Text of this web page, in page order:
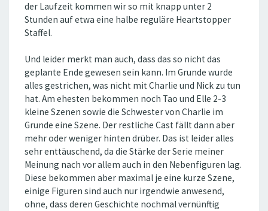
der Laufzeit kommen wir so mit knapp unter 2
Stunden auf etwa eine halbe reguläre Heartstopper
Staffel.
Und leider merkt man auch, dass das so nicht das
geplante Ende gewesen sein kann. Im Grunde wurde
alles gestrichen, was nicht mit Charlie und Nick zu tun
hat. Am ehesten bekommen noch Tao und Elle 2-3
kleine Szenen sowie die Schwester von Charlie im
Grunde eine Szene. Der restliche Cast fällt dann aber
mehr oder weniger hinten drüber. Das ist leider alles
sehr enttäuschend, da die Stärke der Serie meiner
Meinung nach vor allem auch in den Nebenfiguren lag.
Diese bekommen aber maximal je eine kurze Szene,
einige Figuren sind auch nur irgendwie anwesend,
ohne, dass deren Geschichte nochmal vernünftig